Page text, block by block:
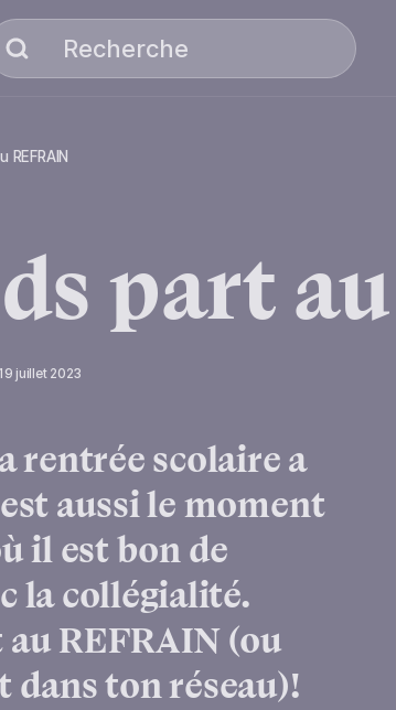
Recherche
REFRAIN
partau
19 juillet 2023
rentrée scolaire a
aussi le moment
il est bon de
la collégialité.
REFRAIN (ou
dans ton réseau)!